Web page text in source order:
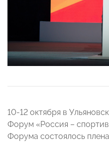
10-12 октября в
Форум «Россия –
Форума состоялось